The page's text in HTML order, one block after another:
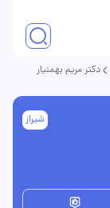
دکتر مریم بهمنیار
شیراز